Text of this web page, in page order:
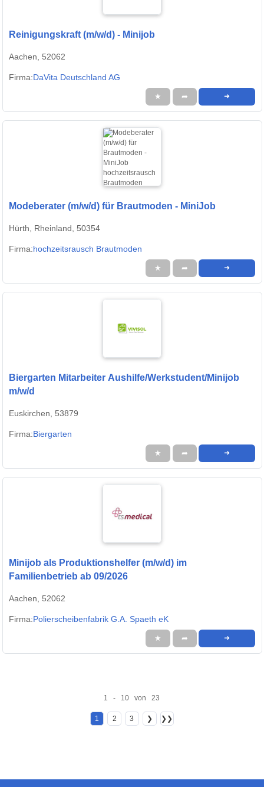
Reinigungskraft (m/w/d) - Minijob
Aachen, 52062
Firma:DaVita Deutschland AG
★ ➦ ➜
Modeberater (m/w/d) für Brautmoden - MiniJob
Hürth, Rheinland, 50354
Firma:hochzeitsrausch Brautmoden
★ ➦ ➜
Biergarten Mitarbeiter Aushilfe/Werkstudent/Minijob
m/w/d
Euskirchen, 53879
Firma:Biergarten
★ ➦ ➜
Minijob als Produktionshelfer (m/w/d) im
Familienbetrieb ab 09/2026
Aachen, 52062
Firma:Polierscheibenfabrik G.A. Spaeth eK
★ ➦ ➜
1 - 10 von 23
1 2 3 ❯ ❯❯